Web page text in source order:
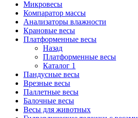
Микровесы
Компаратор массы
Анализаторы влажности
Крановые весы
Платформенные весы
Назад
Платформенные весы
Каталог 1
Пандусные весы
Врезные весы
Паллетные весы
Балочные весы
Весы для животных